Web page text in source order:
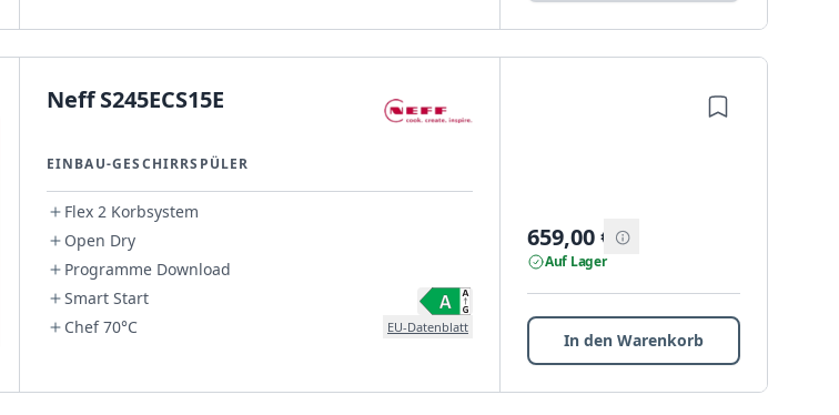
Neff S245ECS15E
EINBAU-GESCHIRRSPÜLER
Flex 2 Korbsystem
Open Dry
Programme Download
Smart Start
Chef 70°C
EU-Datenblatt
659,00€
Auf Lager
In den Warenkorb